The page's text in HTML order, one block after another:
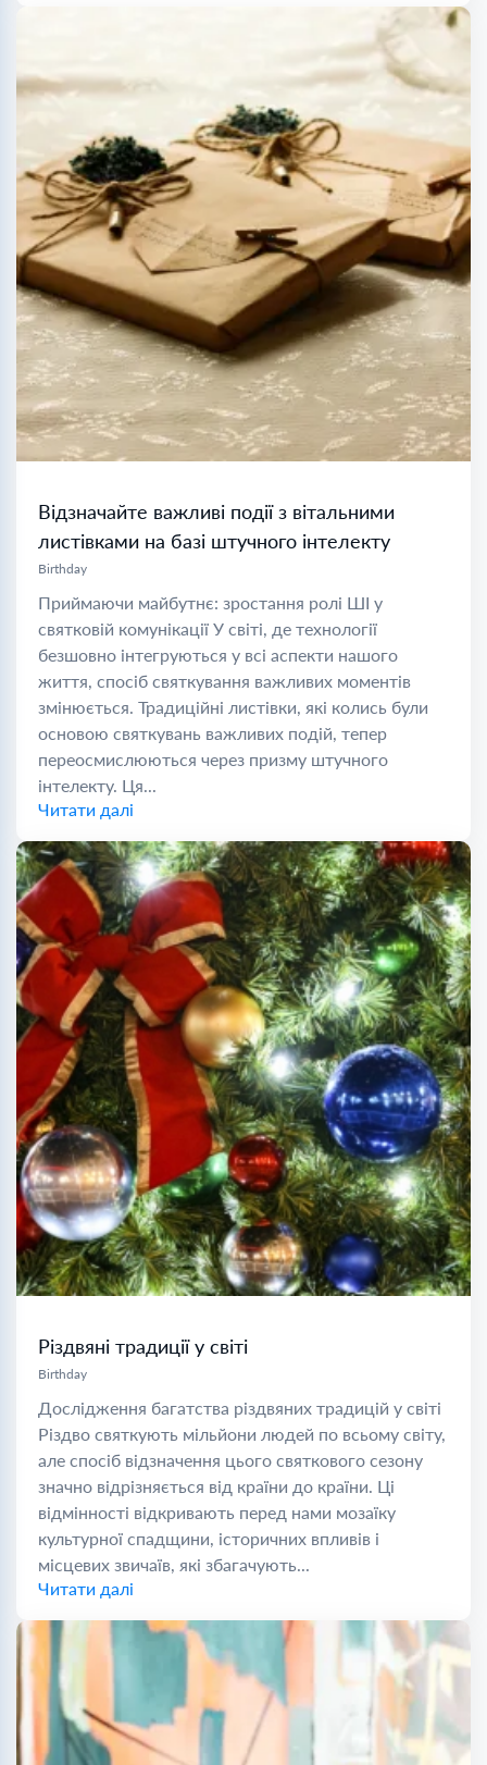
Відзначайте важливі події з вітальними
листівками на базі штучного інтелекту
Birthday
Приймаючи майбутнє: зростання ролі ШІ у
святковій комунікації У світі, де технології
безшовно інтегруються у всі аспекти нашого
життя, спосіб святкування важливих моментів
змінюється. Традиційні листівки, які колись були
основою святкувань важливих подій, тепер
переосмислюються через призму штучного
інтелекту. Ця...
Читати далі
Різдвяні традиції у світі
Birthday
Дослідження багатства різдвяних традицій у світі
Різдво святкують мільйони людей по всьому світу,
але спосіб відзначення цього святкового сезону
значно відрізняється від країни до країни. Ці
відмінності відкривають перед нами мозаїку
культурної спадщини, історичних впливів і
місцевих звичаїв, які збагачують...
Читати далі